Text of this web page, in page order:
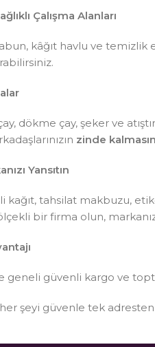
Çalışma Alanları
kâğıt havlu ve
dökme çay, şeker ve
zinde
Yansıtın
kağıt, tahsilat makbuzu,
bir firma olun,
geneli güvenli kargo ve
şeyi güvenle tek